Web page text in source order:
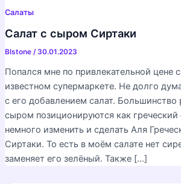
Салаты
Салат с сыром Сиртаки
Blstone / 30.01.2023
Попался мне по привлекательной цене
известном супермаркете. Не долго
с его добавлением салат. Большинство
сыром позиционируются как
немного изменить и сделать Аля
Сиртаки. То есть в моём салате нет
заменяет его зелёный. Также […]